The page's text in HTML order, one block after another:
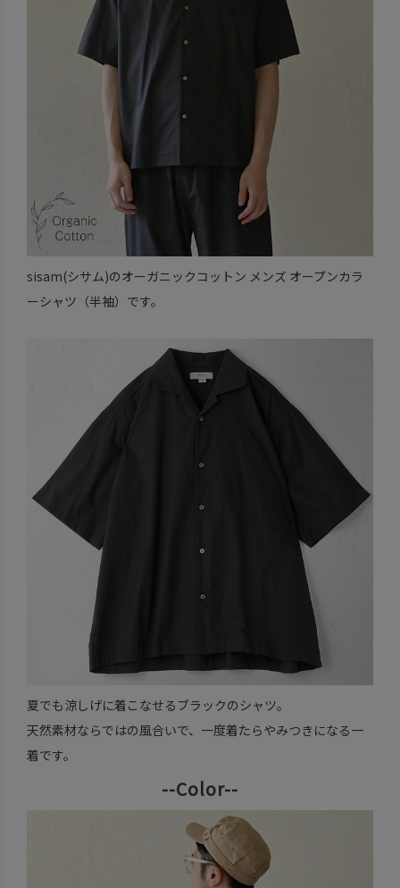
sisam(シサム)のオーガニックコットン メンズ オープンカラ
ーシャツ（半袖）です。
夏でも涼しげに着こなせるブラックのシャツ。
天然素材ならではの風合いで、一度着たらやみつきになる一
着です。
--Color--